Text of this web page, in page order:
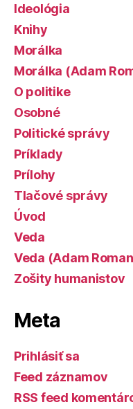
Ideológia
Knihy
Morálka
Morálka (Adam
O politike
Osobné
Politické správy
Príklady
Prílohy
Tlačové správy
Úvod
Veda
Veda (Adam
Zošity humanistov
Meta
Prihlásiť sa
Feed záznamov
RSS feed